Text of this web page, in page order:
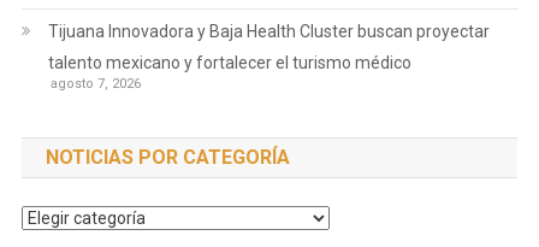
Tijuana Innovadora y Baja Health Cluster buscan proyectar
talento mexicano y fortalecer el turismo médico
agosto 7, 2026
NOTICIAS POR CATEGORÍA
Noticias